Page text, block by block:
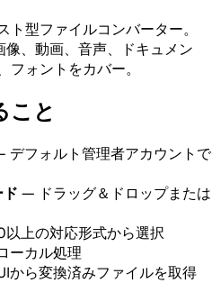
型ファイルコンバーター。
、動画、音声、ドキュメン
フォントをカバー。
こと
デフォルト管理者アカウントで
— ドラッグ＆ドロップまたは
上の対応形式から選択
ーカル処理
から変換済みファイルを取得